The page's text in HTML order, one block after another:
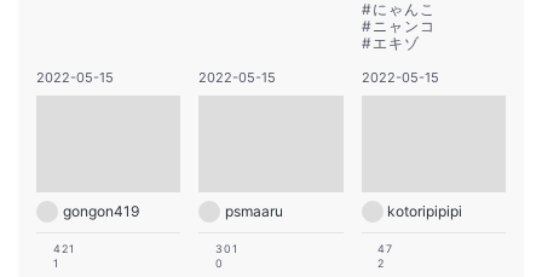
#にゃんこ
#ニャンコ
#エキゾ
2022-05-15
gongon419
421
1
2022-05-15
psmaaru
301
0
2022-05-15
kotoripipipi
47
2